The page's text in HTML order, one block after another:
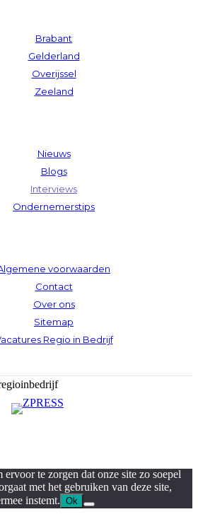
Brabant
Gelderland
Overijssel
Zeeland
Nieuws
Blogs
Interviews
Ondernemerstips
voorwaarden
Contact
Over ons
Sitemap
Regio in Bedrijf
te zorgen dat onze site zo soepel
met het gebruiken van deze site,
instemt. Ok